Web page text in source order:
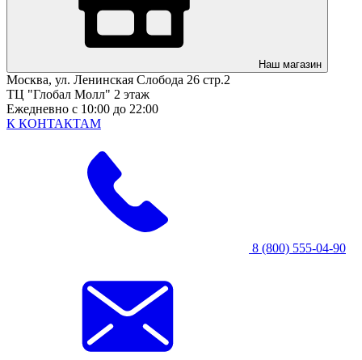
Наш магазин
Москва, ул. Ленинская Слобода 26 стр.2
ТЦ "Глобал Молл" 2 этаж
Ежедневно с 10:00 до 22:00
К КОНТАКТАМ
8 (800) 555-04-90